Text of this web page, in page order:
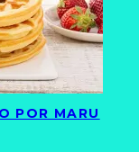
POR MARU